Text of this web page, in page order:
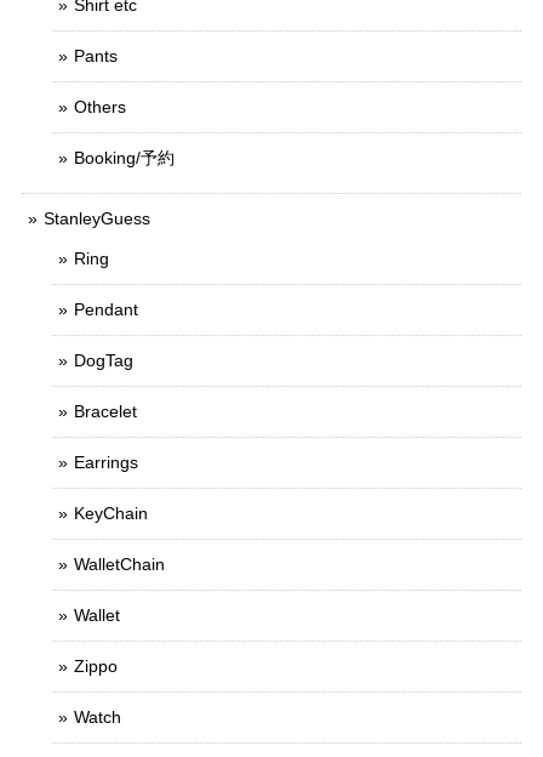
Shirt etc
Pants
Others
Booking/予約
StanleyGuess
Ring
Pendant
DogTag
Bracelet
Earrings
KeyChain
WalletChain
Wallet
Zippo
Watch